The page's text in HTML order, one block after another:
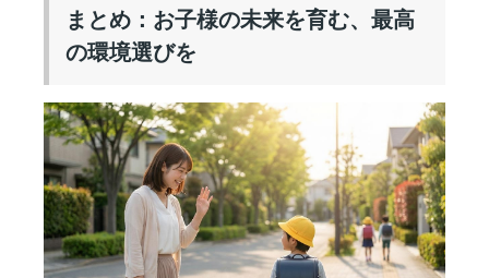
まとめ：お子様の未来を育む、最高
の環境選びを